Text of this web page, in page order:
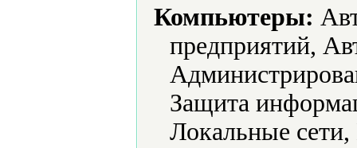
Компьютеры:
предприятий,
Защита
Локальные